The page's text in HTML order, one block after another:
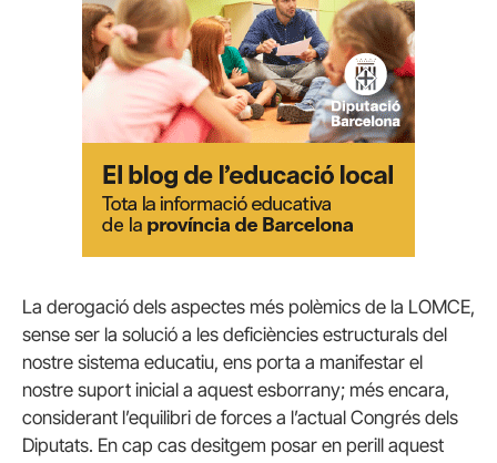
La derogació dels aspectes més polèmics de la LOMCE,
sense ser la solució a les deficiències estructurals del
nostre sistema educatiu, ens porta a manifestar el
nostre suport inicial a aquest esborrany; més encara,
considerant l’equilibri de forces a l’actual Congrés dels
Diputats. En cap cas desitgem posar en perill aquest